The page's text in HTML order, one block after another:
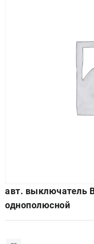
авт. выключатель
однополюсной